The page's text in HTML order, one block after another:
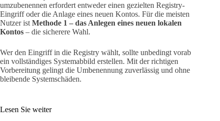
umzubenennen erfordert entweder einen gezielten Registry-
Eingriff oder die Anlage eines neuen Kontos. Für die meisten
Nutzer ist Methode 1 – das Anlegen eines neuen lokalen
Kontos – die sicherere Wahl.
Wer den Eingriff in die Registry wählt, sollte unbedingt vorab
ein vollständiges Systemabbild erstellen. Mit der richtigen
Vorbereitung gelingt die Umbenennung zuverlässig und ohne
bleibende Systemschäden.
Lesen Sie weiter